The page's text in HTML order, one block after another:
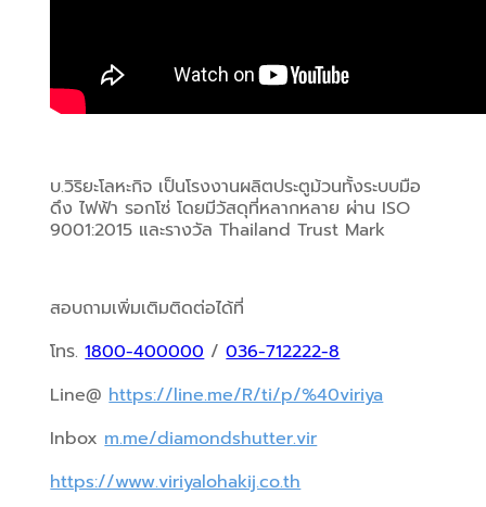
บ.วิริยะโลหะกิจ เป็นโรงงานผลิตประตูม้วนทั้งระบบมือ
ดึง ไฟฟ้า รอกโซ่ โดยมีวัสดุที่หลากหลาย ผ่าน ISO
9001:2015 และรางวัล Thailand Trust Mark
สอบถามเพิ่มเติมติดต่อได้ที่
โทร. 1800-400000 / 036-712222-8
Line@ https://line.me/R/ti/p/%40viriya
Inbox m.me/diamondshutter.vir
https://www.viriyalohakij.co.th